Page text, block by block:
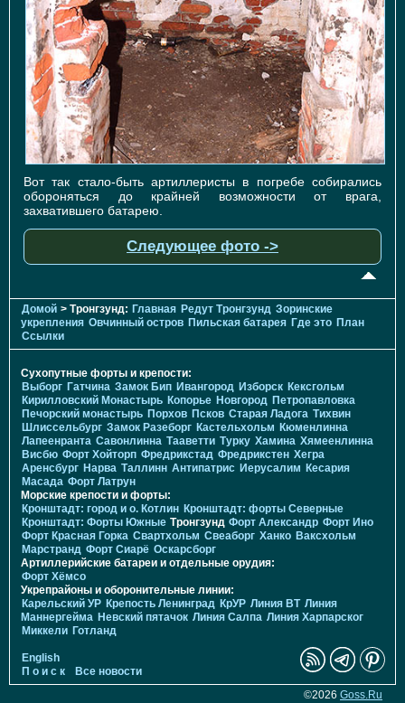
Вот так стало-быть артиллеристы в погребе собирались
обороняться до крайней возможности от врага,
захватившего батарею.
Следующее фото ->
Домой > Тронгзунд: Главная Редут Тронгзунд Зоринские
укрепления Овчинный остров Пильская батарея Где это План
Ссылки
Сухопутные форты и крепости:
Выборг Гатчина Замок Бип Ивангород Изборск Кексгольм
Кирилловский Монастырь Копорье Новгород Петропавловка
Печорcкий монастырь Порхов Псков Старая Ладога Тихвин
Шлиссельбург Замок Разеборг Кастельхольм Кюменлинна
Лапеенранта Савонлинна Тааветти Турку Хамина Хямеенлинна
Висбю Форт Хойторп Фредрикстад Фредрикстен Хегра
Аренсбург Нарва Таллинн Антипатрис Иерусалим Кесария
Масада Форт Латрун
Морские крепости и форты:
Кронштадт: город и о. Котлин Кронштадт: форты Северные
Кронштадт: Форты Южные Тронгзунд Форт Александр Форт Ино
Форт Красная Горка Свартхольм Свеаборг Ханко Ваксхольм
Марстранд Форт Сиарё Оскарсборг
Артиллерийские батареи и отдельные орудия:
Форт Хёмсо
Укрепрайоны и оборонительные линии:
Карельский УР Крепость Ленинград КрУР Линия ВТ Линия
Маннергейма Невский пятачок Линия Салпа Линия Харпарског
Миккели Готланд
English
П о и с к
Все новости
©2026 Goss.Ru